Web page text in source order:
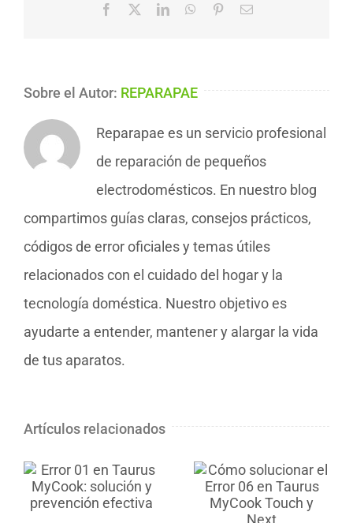
Facebook LinkedInWhatsApp
PinterestCorreo
Sobre el Autor: REPARAPAE
Reparapae es un servicio profesional
de reparación de pequeños
electrodomésticos. En nuestro blog
compartimos guías claras, consejos prácticos,
códigos de error oficiales y temas útiles
relacionados con el cuidado del hogar y la
tecnología doméstica. Nuestro objetivo es
ayudarte a entender, mantener y alargar la vida
de tus aparatos.
Artículos relacionados